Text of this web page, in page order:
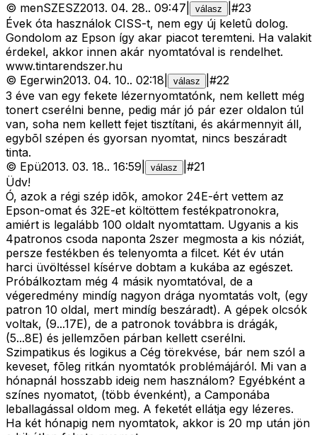
© menSZESZ2013. 04. 28.. 09:47 válasz #23
Évek óta használok CISS-t, nem egy új keletû dolog.
Gondolom az Epson így akar piacot teremteni. Ha valakit
érdekel, akkor innen akár nyomtatóval is rendelhet.
www.tintarendszer.hu
© Egerwin2013. 04. 10.. 02:18 válasz #22
3 éve van egy fekete lézernyomtatónk, nem kellett még
tonert cserélni benne, pedig már jó pár ezer oldalon túl
van, soha nem kellett fejet tisztítani, és akármennyit áll,
egybõl szépen és gyorsan nyomtat, nincs beszáradt
tinta.
© Epü2013. 03. 18.. 16:59 válasz #21
Üdv!
Ó, azok a régi szép idõk, amokor 24E-ért vettem az
Epson-omat és 32E-et költöttem festékpatronokra,
amiért is legalább 100 oldalt nyomtattam. Ugyanis a kis
4patronos csoda naponta 2szer megmosta a kis nóziát,
persze festékben és telenyomta a filcet. Két év után
harci üvöltéssel kísérve dobtam a kukába az egészet.
Próbálkoztam még 4 másik nyomtatóval, de a
végeredmény mindíg nagyon drága nyomtatás volt, (egy
patron 10 oldal, mert mindíg beszáradt). A gépek olcsók
voltak, (9...17E), de a patronok továbbra is drágák,
(5...8E) és jellemzõen párban kellett cserélni.
Szimpatikus és logikus a Cég törekvése, bár nem szól a
keveset, fõleg ritkán nyomtatók problémájáról. Mi van a
hónapnál hosszabb ideig nem használom? Egyébként a
színes nyomatot, (több évenként), a Camponába
leballagással oldom meg. A feketét ellátja egy lézeres.
Ha két hónapig nem nyomtatok, akkor is 20 mp után jön